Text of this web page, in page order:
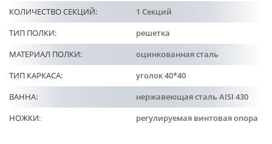
Портфолио
Контакты
КОЛИЧЕСТВО СЕКЦИЙ:
1 Секций
ТИП ПОЛКИ:
решетка
МАТЕРИАЛ ПОЛКИ:
оцинкованная сталь
ТИП КАРКАСА:
уголок 40*40
ВАННА:
нержавеющая сталь AISI 430
НОЖКИ:
регулируемая винтовая опора